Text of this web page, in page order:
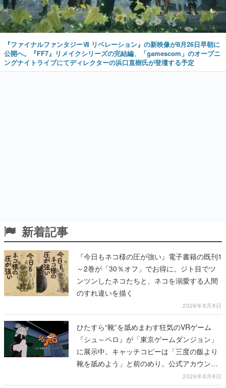
『ファイナルファンタジーⅦ リベレーション』の新映像が8月26日早朝に
公開へ。『FF7』リメイクシリーズの完結編、「gamescom」のオープニ
ングナイトライブにてディレクターの浜口直樹氏が登壇する予定
新着記事
『今日もネコ様の圧が強い』電子書籍の既刊1
～2巻が「30％オフ」でお得に。ジト目でツ
ンツンしたネコたちと、ネコを溺愛する人間
のすれ違いを描く
2026年8月8日
ひたすら“靴”を舐めまわす狂気のVRゲーム
『シュ～ペロ』が「東京ゲームダンジョン」
に展示中。キャッチコピーは「三度の飯より
靴を舐めよう」と前のめり。公式アカウント
も開設され、2026年リリースに向けて開発中
2026年8月8日